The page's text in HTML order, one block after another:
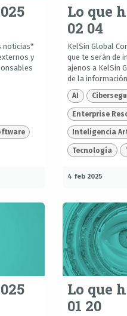
noticias*
y
Lo que
02 04
KelSin Global
que te serán de
ajenos a KelSin
de la
AI
Enterprise
Inteligencia
Tecnología
4 feb 2025
Lo que
01 20